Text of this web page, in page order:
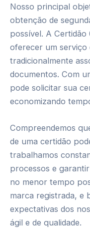
Nosso principal
obtenção de
possível. A Certidão
oferecer um serviço
tradicionalmente
documentos. Com
pode solicitar sua
economizando
Compreendemos
de uma certidão
trabalhamos
processos e
no menor tempo
marca registrada, e
expectativas dos
ágil e de qualidade.